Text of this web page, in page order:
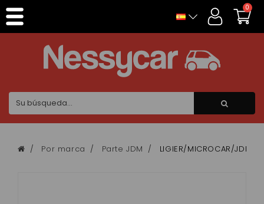
0
Por marca Parte JDM LIGIER/MICROCAR/
Panel de gestión de cookies